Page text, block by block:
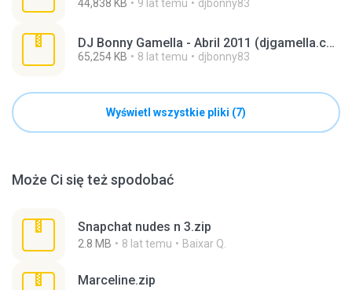
44,838 KB 9 lat temu djbonny83
DJ Bonny Gamella - Abril 2011 (djgamella.com).zip
65,254 KB 8 lat temu djbonny83
Wyświetl wszystkie pliki (7)
Może Ci się też spodobać
Snapchat nudes n 3.zip
2.8 MB 8 lat temu Baixar Q.
Marceline.zip